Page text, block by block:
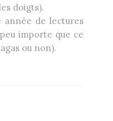
doigts).
année de lectures
importe que ce
ou non).